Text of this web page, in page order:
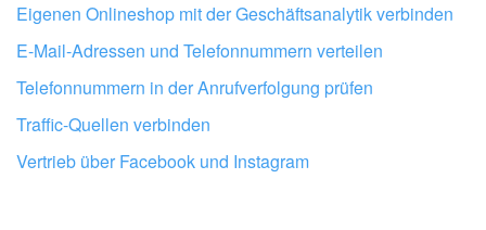
Eigenen Onlineshop mit der Geschäftsanalytik verbinden
E-Mail-Adressen und Telefonnummern verteilen
Telefonnummern in der Anrufverfolgung prüfen
Traffic-Quellen verbinden
Vertrieb über Facebook und Instagram